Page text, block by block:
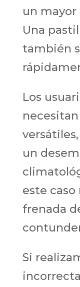
un
Una
también
Los
un
este caso
frenada
Si